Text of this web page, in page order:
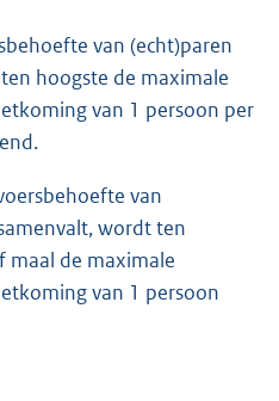
van (echt)paren
hoogste de maximale
van 1 persoon per
van
wordt ten
maal de maximale
van 1 persoon